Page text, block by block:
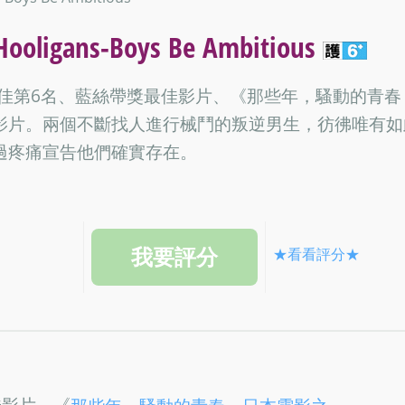
Boys Be Ambitious
第6名、藍絲帶獎最佳影片、《那些年，騷動的青
片。兩個不斷找人進行械鬥的叛逆男生，彷彿唯有
痛宣告他們確實存在。
★看看評分★